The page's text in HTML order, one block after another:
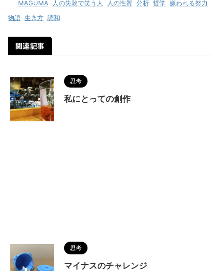
MAGUMA 人の失敗で笑う人 人の性質 分析 哲学 嫌われる努力
物語 生き方 調和
関連記事
思考
私にとっての創作
思考
マイナスのチャレンジ